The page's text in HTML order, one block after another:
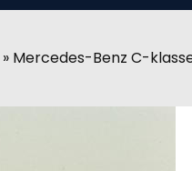
» Mercedes-Benz C-klasse